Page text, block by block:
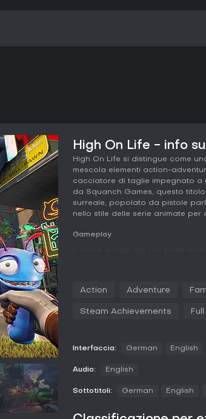
High On Life - info
High On Life si distingue come
mescola elementi action-
cacciatore di taglie impegnato a
da Squanch Games, questo
surreale, popolato da pistole
nello stile delle serie animate per
Gameplay
primarie per lo sparo base,
come un coltello con rampino
Torg o Krubis, richiedendo di
l'arsenale, aprendo percorsi
Elementi sociali emergono dalle
Action Adventure
Steam Achievements
Interfaccia: German English
Audio: English
Sottotitoli: German English